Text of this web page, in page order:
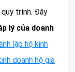
trình. Đây
lý của doanh
lập hộ kinh
doanh hộ gia